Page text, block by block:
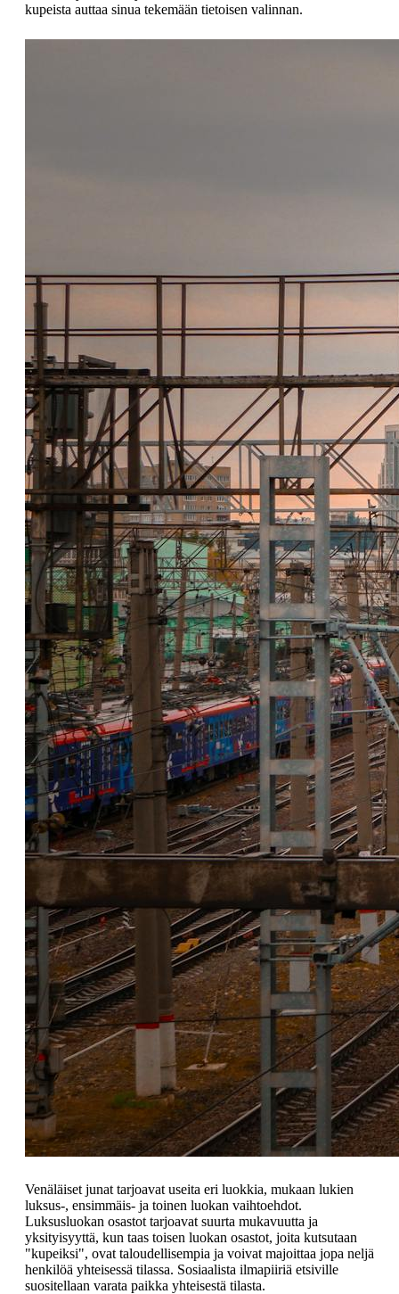
kupeista auttaa sinua tekemään tietoisen valinnan.
Venäläiset junat tarjoavat useita eri luokkia, mukaan lukien
luksus-, ensimmäis- ja toinen luokan vaihtoehdot.
Luksusluokan osastot tarjoavat suurta mukavuutta ja
yksityisyyttä, kun taas toisen luokan osastot, joita kutsutaan
"kupeiksi", ovat taloudellisempia ja voivat majoittaa jopa neljä
henkilöä yhteisessä tilassa. Sosiaalista ilmapiiriä etsiville
suositellaan varata paikka yhteisestä tilasta.